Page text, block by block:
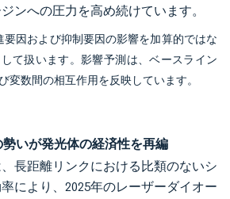
ンへの圧力を高め続けています。
因および抑制要因の影響を加算的ではな
て扱います。影響予測は、ベースライン
変数間の相互作用を反映しています。
いが発光体の経済性を再編
長距離リンクにおける比類のないシ
により、2025年のレーザーダイオー